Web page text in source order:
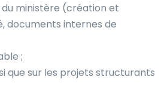
ministère (création et
documents internes de
;
que sur les projets structurants